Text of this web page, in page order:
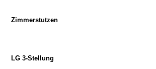
Zimmerstutzen
LG 3-Stellung